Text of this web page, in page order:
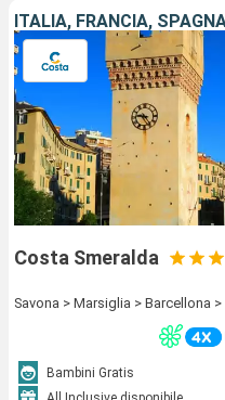
ITALIA, FRANCIA,
Costa Smeralda
Savona > Marsiglia > Barcellona
Bambini Gratis